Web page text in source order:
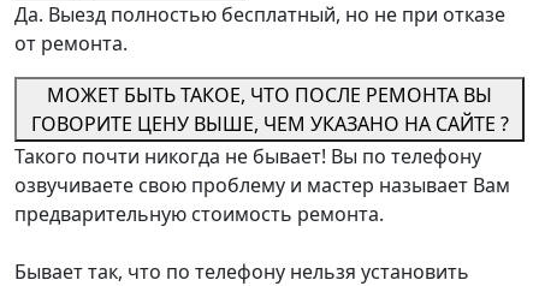
Да. Выезд полностью бесплатный, но не при отказе
от ремонта.
МОЖЕТ БЫТЬ ТАКОЕ, ЧТО ПОСЛЕ РЕМОНТА ВЫ
ГОВОРИТЕ ЦЕНУ ВЫШЕ, ЧЕМ УКАЗАНО НА САЙТЕ ?
Такого почти никогда не бывает! Вы по телефону
озвучиваете свою проблему и мастер называет Вам
предварительную стоимость ремонта.
Бывает так, что по телефону нельзя установить